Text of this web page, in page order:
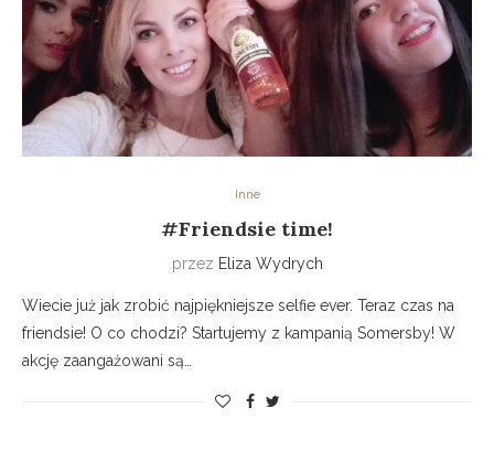
Inne
#Friendsie time!
przez Eliza Wydrych
Wiecie już jak zrobić najpiękniejsze selfie ever. Teraz czas na
friendsie! O co chodzi? Startujemy z kampanią Somersby! W
akcję zaangażowani są…